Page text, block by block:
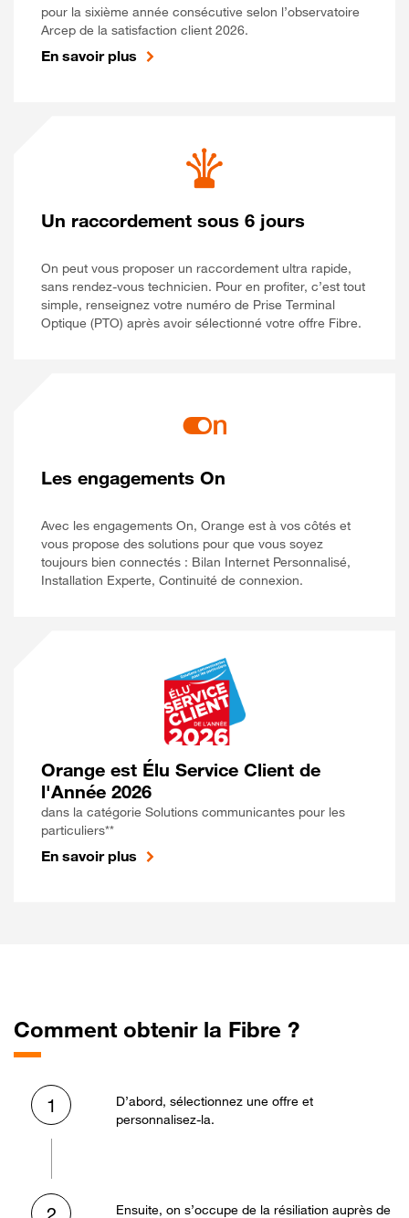
pour la sixième année consécutive selon l’observatoire
Arcep de la satisfaction client 2026.
En savoir plus
Un raccordement sous 6 jours
On peut vous proposer un raccordement ultra rapide,
sans rendez-vous technicien. Pour en profiter, c’est tout
simple, renseignez votre numéro de Prise Terminal
Optique (PTO) après avoir sélectionné votre offre Fibre.
Les engagements On
Avec les engagements On, Orange est à vos côtés et
vous propose des solutions pour que vous soyez
toujours bien connectés : Bilan Internet Personnalisé,
Installation Experte, Continuité de connexion.
Orange est Élu Service Client de
l'Année 2026
dans la catégorie Solutions communicantes pour les
particuliers**
En savoir plus
Comment obtenir la Fibre ?
1
D’abord, sélectionnez une offre et
personnalisez-la.
Ensuite, on s’occupe de la résiliation auprès de